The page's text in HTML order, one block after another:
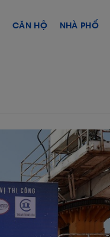
CĂN HỘ NHÀ PHỐ